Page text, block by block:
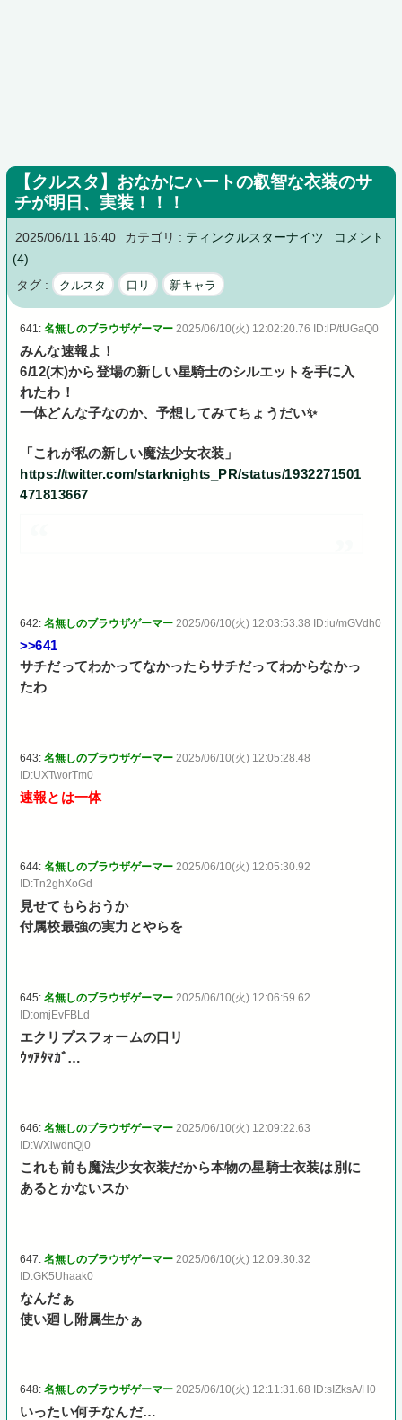
【クルスタ】おなかにハートの叡智な衣装のサ
チが明日、実装！！！
2025/06/11 16:40 カテゴリ : ティンクルスターナイツ
コメント
(4)
タグ :
クルスタ 口リ 新キャラ
641:名無しのブラウザゲーマー 2025/06/10(火) 12:02:20.76 ID:lP/tUGaQ0
みんな速報よ！
6/12(木)から登場の新しい星騎士のシルエットを手に入
れたわ！
一体どんな子なのか、予想してみてちょうだい✨
「これが私の新しい魔法少女衣装」
https://twitter.com/starknights_PR/status/1932271501
471813667
642:名無しのブラウザゲーマー 2025/06/10(火) 12:03:53.38 ID:iu/mGVdh0
>>641
サチだってわかってなかったらサチだってわからなかっ
たわ
643:名無しのブラウザゲーマー 2025/06/10(火) 12:05:28.48
ID:UXTworTm0
速報とは一体
644:名無しのブラウザゲーマー 2025/06/10(火) 12:05:30.92
ID:Tn2ghXoGd
見せてもらおうか
付属校最強の実力とやらを
645:名無しのブラウザゲーマー 2025/06/10(火) 12:06:59.62
ID:omjEvFBLd
エクリプスフォームの口リ
ｳｯｱﾀﾏｶﾞ…
646:名無しのブラウザゲーマー 2025/06/10(火) 12:09:22.63
ID:WXlwdnQj0
これも前も魔法少女衣装だから本物の星騎士衣装は別に
あるとかないスか
647:名無しのブラウザゲーマー 2025/06/10(火) 12:09:30.32
ID:GK5Uhaak0
なんだぁ
使い廻し附属生かぁ
648:名無しのブラウザゲーマー 2025/06/10(火) 12:11:31.68 ID:sIZksA/H0
いったい何チなんだ…